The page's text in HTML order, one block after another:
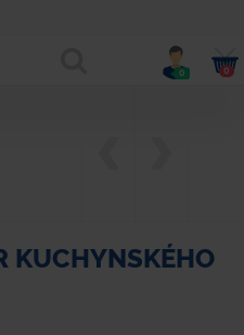
0 0
KUCHYNSKÉHO